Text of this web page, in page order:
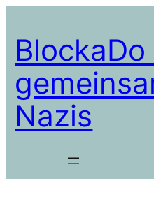
springen
BlockaDo
Nazis